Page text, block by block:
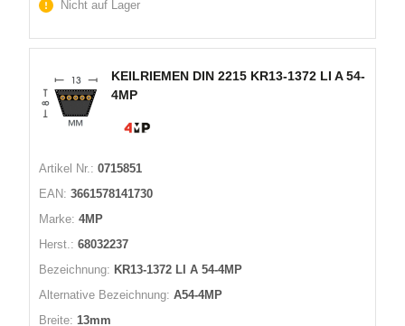
Nicht auf Lager
KEILRIEMEN DIN 2215 KR13-1372 LI A 54-
4MP
Artikel Nr.: 0715851
EAN: 3661578141730
Marke: 4MP
Herst.: 68032237
Bezeichnung: KR13-1372 LI A 54-4MP
Alternative Bezeichnung: A54-4MP
Breite: 13mm